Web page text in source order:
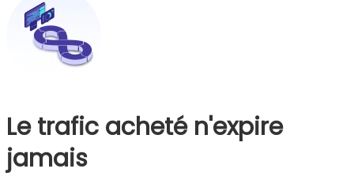
Le trafic acheté n'expire
jamais